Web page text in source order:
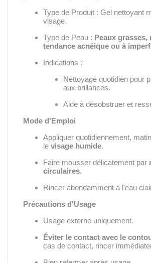
Type de Produit : Gel nettoyant
visage.
Type de Peau : Peaux grasses,
tendance acnéique ou à
Indications :
Nettoyage quotidien pour
aux brillances.
Aide à désobstruer et
Mode d'Emploi
Appliquer quotidiennement,
le visage humide.
Faire mousser délicatement par
circulaires.
Rincer abondamment à l'eau
Précautions d'Usage
Usage externe uniquement.
Éviter le contact avec le
cas de contact, rincer